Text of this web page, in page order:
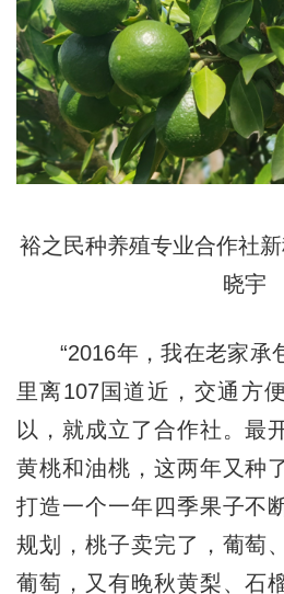
裕之民种养殖专业合作社
晓宇
“2016年，我在老家承
里离107国道近，交通方
以，就成立了合作社。最
黄桃和油桃，这两年又种
打造一个一年四季果子不
规划，桃子卖完了，葡萄
葡萄，又有晚秋黄梨、石